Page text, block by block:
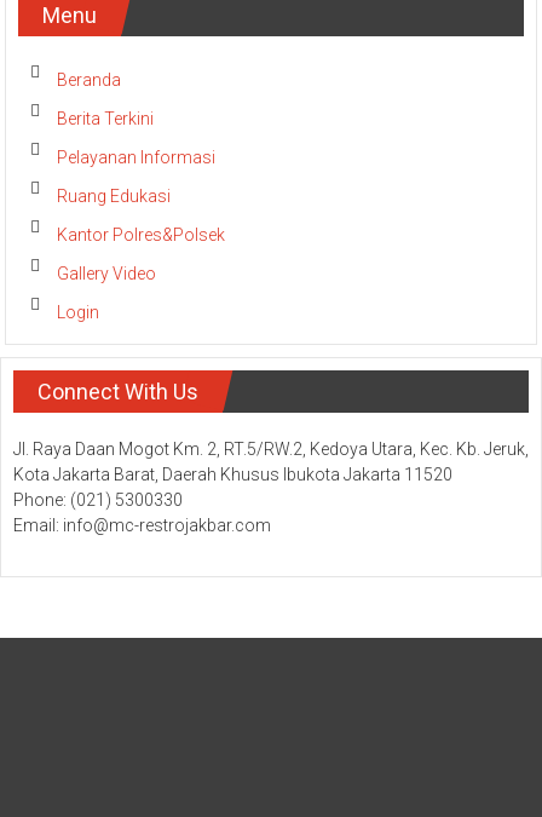
Menu
Beranda
Berita Terkini
Pelayanan Informasi
Ruang Edukasi
Kantor Polres&Polsek
Gallery Video
Login
Connect With Us
Jl. Raya Daan Mogot Km. 2, RT.5/RW.2, Kedoya Utara, Kec. Kb. Jeruk,
Kota Jakarta Barat, Daerah Khusus Ibukota Jakarta 11520
Phone: (021) 5300330
Email: info@mc-restrojakbar.com